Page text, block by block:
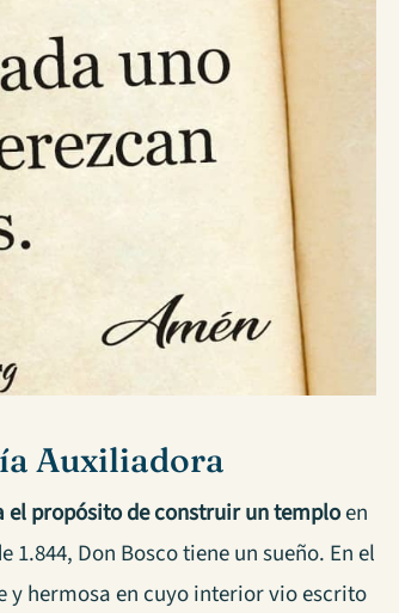
Auxiliadora
el propósito de construir un temploen
Don Bosco tiene un sueño. En el
y hermosa en cuyo interior vio escrito